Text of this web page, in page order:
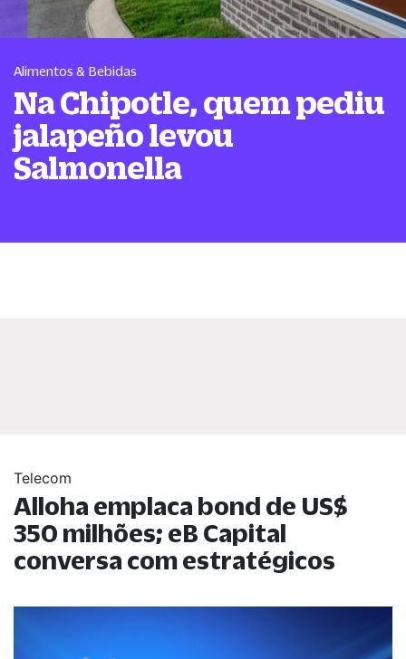
Alimentos & Bebidas
Na Chipotle, quem pediu
jalapeño levou
Salmonella
Telecom
Alloha emplaca bond de US$
350 milhões; eB Capital
conversa com estratégicos